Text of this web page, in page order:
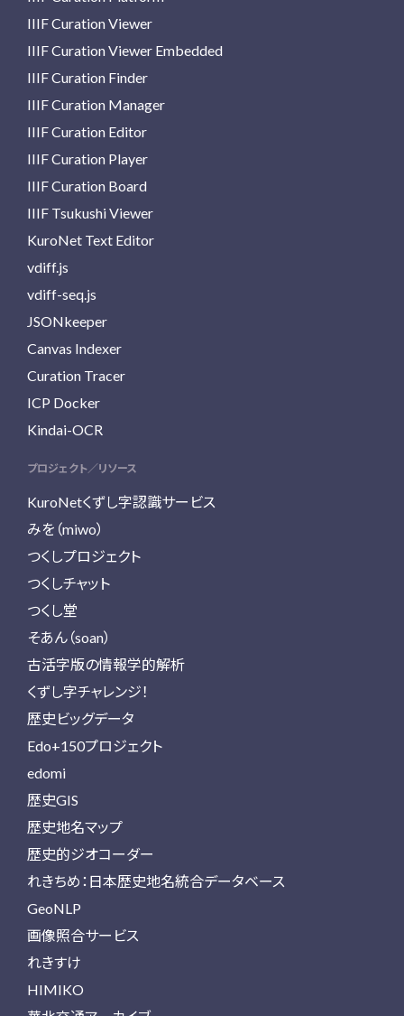
IIIF Curation Viewer
IIIF Curation Viewer Embedded
IIIF Curation Finder
IIIF Curation Manager
IIIF Curation Editor
IIIF Curation Player
IIIF Curation Board
IIIF Tsukushi Viewer
KuroNet Text Editor
vdiff.js
vdiff-seq.js
JSONkeeper
Canvas Indexer
Curation Tracer
ICP Docker
Kindai-OCR
プロジェクト／リソース
KuroNetくずし字認識サービス
みを（miwo）
つくしプロジェクト
つくしチャット
つくし堂
そあん（soan）
古活字版の情報学的解析
くずし字チャレンジ！
歴史ビッグデータ
Edo+150プロジェクト
edomi
歴史GIS
歴史地名マップ
歴史的ジオコーダー
れきちめ：日本歴史地名統合データベース
GeoNLP
画像照合サービス
れきすけ
HIMIKO